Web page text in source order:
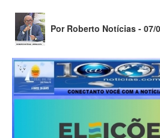
Por Roberto Notícias - 07/